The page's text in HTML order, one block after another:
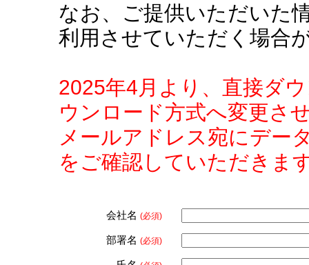
なお、ご提供いただいた
利用させていただく場合
2025年4月より、直接ダ
ウンロード方式へ変更さ
メールアドレス宛にデー
をご確認していただきま
会社名 (必須)
部署名 (必須)